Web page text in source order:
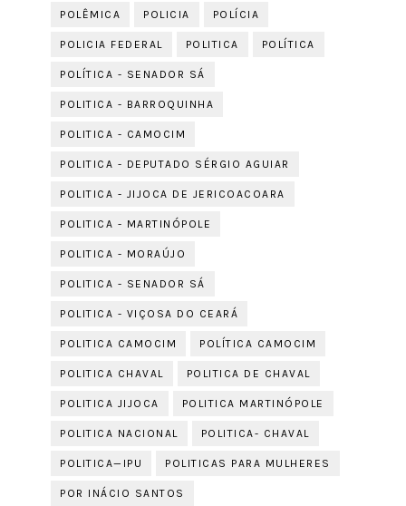
POLÊMICA POLICIA POLÍCIA
POLICIA FEDERAL POLITICA POLÍTICA
POLÍTICA - SENADOR SÁ
POLITICA - BARROQUINHA
POLITICA - CAMOCIM
POLITICA - DEPUTADO SÉRGIO AGUIAR
POLITICA - JIJOCA DE JERICOACOARA
POLITICA - MARTINÓPOLE
POLITICA - MORAÚJO
POLITICA - SENADOR SÁ
POLITICA - VIÇOSA DO CEARÁ
POLITICA CAMOCIM POLÍTICA CAMOCIM
POLITICA CHAVAL POLITICA DE CHAVAL
POLITICA JIJOCA POLITICA MARTINÓPOLE
POLITICA NACIONAL POLITICA- CHAVAL
POLITICA—IPU POLITICAS PARA MULHERES
POR INÁCIO SANTOS